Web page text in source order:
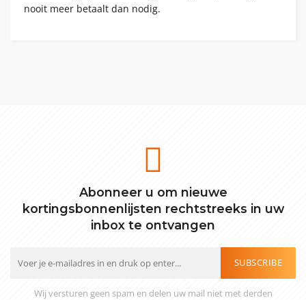
nooit meer betaalt dan nodig.
Abonneer u om nieuwe
kortingsbonnenlijsten rechtstreeks in uw
inbox te ontvangen
SUBSCRIBE
Wij versturen geen spam en delen uw mail niet met derden